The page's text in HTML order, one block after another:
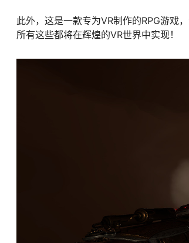
此外，这是一款专为VR制作的RPG游戏
所有这些都将在辉煌的VR世界中实现！